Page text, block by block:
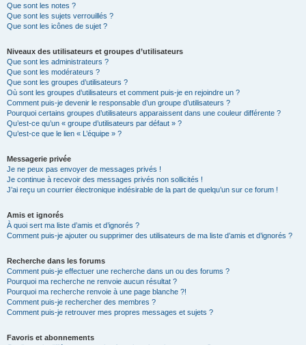
Que sont les notes ?
Que sont les sujets verrouillés ?
Que sont les icônes de sujet ?
Niveaux des utilisateurs et groupes d’utilisateurs
Que sont les administrateurs ?
Que sont les modérateurs ?
Que sont les groupes d’utilisateurs ?
Où sont les groupes d’utilisateurs et comment puis-je en rejoindre un ?
Comment puis-je devenir le responsable d’un groupe d’utilisateurs ?
Pourquoi certains groupes d’utilisateurs apparaissent dans une couleur différente ?
Qu’est-ce qu’un « groupe d’utilisateurs par défaut » ?
Qu’est-ce que le lien « L’équipe » ?
Messagerie privée
Je ne peux pas envoyer de messages privés !
Je continue à recevoir des messages privés non sollicités !
J’ai reçu un courrier électronique indésirable de la part de quelqu’un sur ce forum !
Amis et ignorés
À quoi sert ma liste d’amis et d’ignorés ?
Comment puis-je ajouter ou supprimer des utilisateurs de ma liste d’amis et d’ignorés ?
Recherche dans les forums
Comment puis-je effectuer une recherche dans un ou des forums ?
Pourquoi ma recherche ne renvoie aucun résultat ?
Pourquoi ma recherche renvoie à une page blanche ?!
Comment puis-je rechercher des membres ?
Comment puis-je retrouver mes propres messages et sujets ?
Favoris et abonnements